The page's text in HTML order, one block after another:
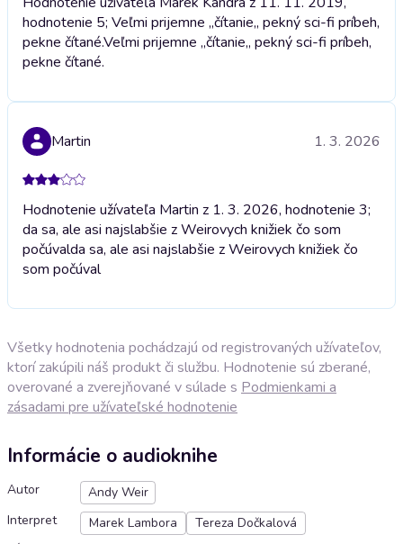
hodnotenie 5; Veľmi prijemne ,,čítanie,, pekný sci-fi príbeh,
pekne čítané.Veľmi prijemne ,,čítanie,, pekný sci-fi príbeh,
pekne čítané.
Martin 1. 3. 2026
Hodnotenie užívateľa Martin z 1. 3. 2026, hodnotenie 3;
da sa, ale asi najslabšie z Weirovych knižiek čo som
počúvalda sa, ale asi najslabšie z Weirovych knižiek čo
som počúval
Všetky hodnotenia pochádzajú od registrovaných užívateľov,
ktorí zakúpili náš produkt či službu. Hodnotenie sú zberané,
overované a zverejňované v súlade s Podmienkami a
zásadami pre užívateľské hodnotenie
Informácie o audioknihe
Autor
Andy Weir
Interpret
Marek Lambora
Tereza Dočkalová